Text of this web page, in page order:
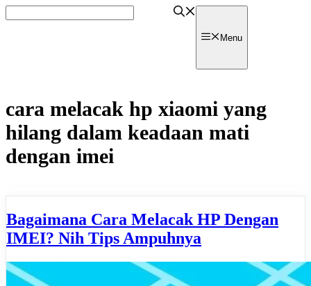
to
Menu
cara melacak hp xiaomi yang
hilang dalam keadaan mati
dengan imei
Bagaimana Cara Melacak HP Dengan
IMEI? Nih Tips Ampuhnya